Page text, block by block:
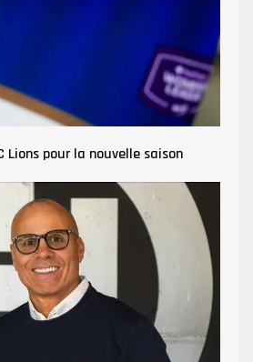
Lions pour la nouvelle saison